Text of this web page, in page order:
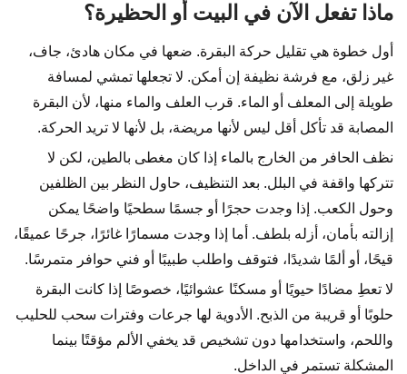
ماذا تفعل الآن في البيت أو الحظيرة؟
أول خطوة هي تقليل حركة البقرة. ضعها في مكان هادئ، جاف،
غير زلق، مع فرشة نظيفة إن أمكن. لا تجعلها تمشي لمسافة
طويلة إلى المعلف أو الماء. قرب العلف والماء منها، لأن البقرة
المصابة قد تأكل أقل ليس لأنها مريضة، بل لأنها لا تريد الحركة.
نظف الحافر من الخارج بالماء إذا كان مغطى بالطين، لكن لا
تتركها واقفة في البلل. بعد التنظيف، حاول النظر بين الظلفين
وحول الكعب. إذا وجدت حجرًا أو جسمًا سطحيًا واضحًا يمكن
إزالته بأمان، أزله بلطف. أما إذا وجدت مسمارًا غائرًا، جرحًا عميقًا،
قيحًا، أو ألمًا شديدًا، فتوقف واطلب طبيبًا أو فني حوافر متمرسًا.
لا تعطِ مضادًا حيويًا أو مسكنًا عشوائيًا، خصوصًا إذا كانت البقرة
حلوبًا أو قريبة من الذبح. الأدوية لها جرعات وفترات سحب للحليب
واللحم، واستخدامها دون تشخيص قد يخفي الألم مؤقتًا بينما
المشكلة تستمر في الداخل.